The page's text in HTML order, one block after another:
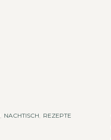
, NACHTISCH, REZEPTE